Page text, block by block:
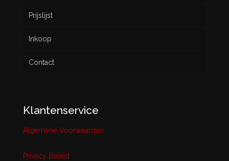
Prijslijst
Inkoop
Contact
Klantenservice
Algemene Voorwaarden
Privacy Beleid